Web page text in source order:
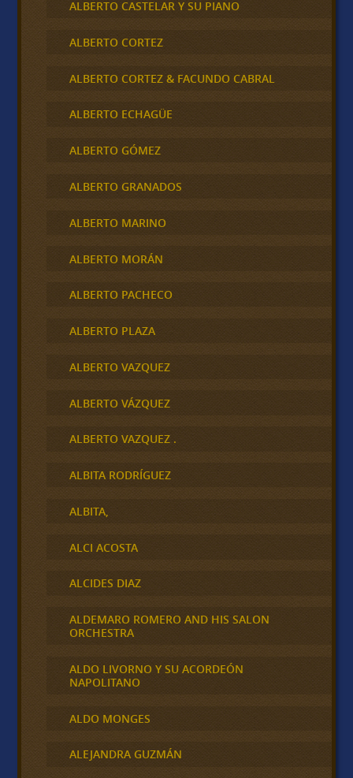
ALBERTO CASTELAR Y SU PIANO
ALBERTO CORTEZ
ALBERTO CORTEZ & FACUNDO CABRAL
ALBERTO ECHAGÜE
ALBERTO GÓMEZ
ALBERTO GRANADOS
ALBERTO MARINO
ALBERTO MORÁN
ALBERTO PACHECO
ALBERTO PLAZA
ALBERTO VAZQUEZ
ALBERTO VÁZQUEZ
ALBERTO VAZQUEZ .
ALBITA RODRÍGUEZ
ALBITA,
ALCI ACOSTA
ALCIDES DIAZ
ALDEMARO ROMERO AND HIS SALON
ORCHESTRA
ALDO LIVORNO Y SU ACORDEÓN
NAPOLITANO
ALDO MONGES
ALEJANDRA GUZMÁN